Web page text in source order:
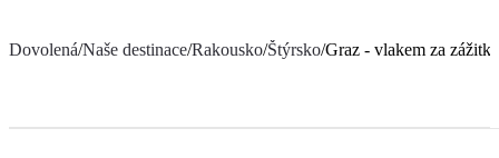
Dovolená/Naše destinace/Rakousko/Štýrsko/Graz - vlakem za zážitky